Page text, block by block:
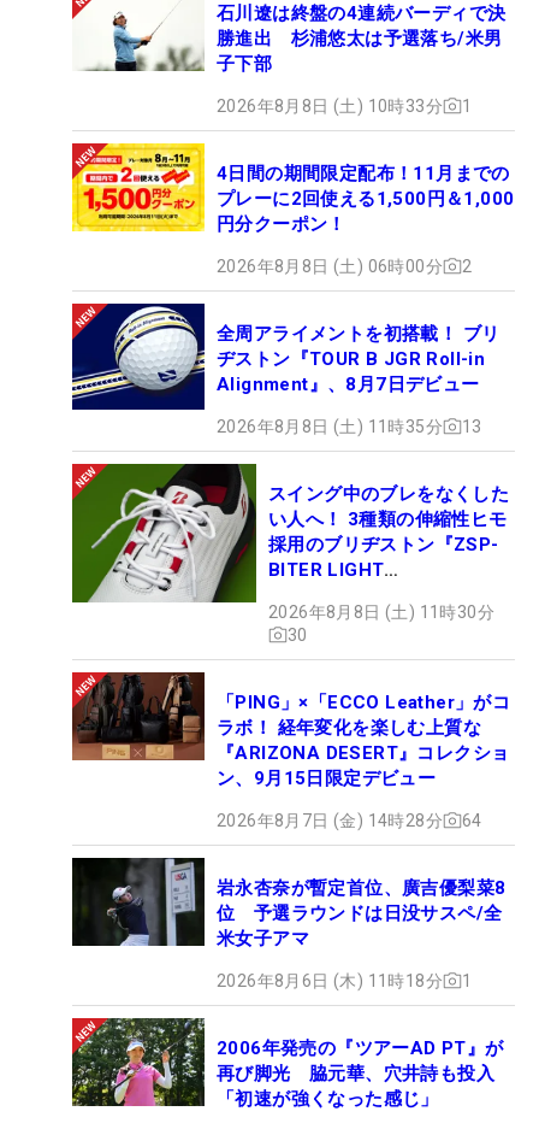
石川遼は終盤の4連続バーディで決
勝進出 杉浦悠太は予選落ち/米男
子下部
2026年8月8日 (土) 10時33分 1
4日間の期間限定配布！11月までの
プレーに2回使える1,500円＆1,000
円分クーポン！
2026年8月8日 (土) 06時00分 2
全周アライメントを初搭載！ ブリ
ヂストン『TOUR B JGR Roll-in
Alignment』、8月7日デビュー
2026年8月8日 (土) 11時35分 13
スイング中のブレをなくした
い人へ！ 3種類の伸縮性ヒモ
採用のブリヂストン『ZSP-
BITER LIGHT
ュー
2026年8月8日 (土) 11時30分
30
「PING」×「ECCO Leather」がコ
ラボ！ 経年変化を楽しむ上質な
『ARIZONA DESERT』コレクショ
ン、9月15日限定デビュー
2026年8月7日 (金) 14時28分 64
岩永杏奈が暫定首位、廣吉優梨菜8
位 予選ラウンドは日没サスペ/全
米女子アマ
2026年8月6日 (木) 11時18分 1
2006年発売の『ツアーAD PT』が
再び脚光 脇元華、穴井詩も投入
「初速が強くなった感じ」